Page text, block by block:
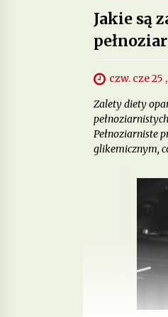
Jakie są
czw. cze 25
Zalety diety
Pełnoziarniste
glikemicznym,